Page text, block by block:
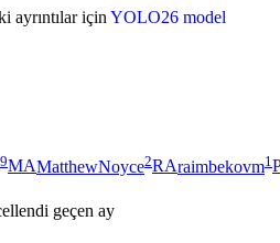
ayrıntılar için YOLO26 model
MAMatthewNoyce2RAraimbekovm1
geçen ay